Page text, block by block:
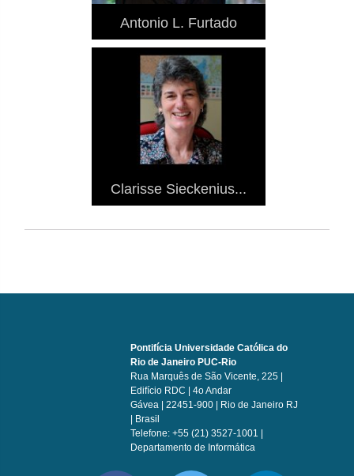
Antonio L. Furtado
Clarisse Sieckenius...
Pontifícia Universidade Católica do
Rio de Janeiro PUC-Rio
Rua Marquês de São Vicente, 225 |
Edifício RDC | 4o Andar
Gávea | 22451-900 | Rio de Janeiro RJ
| Brasil
Telefone: +55 (21) 3527-1001 |
Departamento de Informática